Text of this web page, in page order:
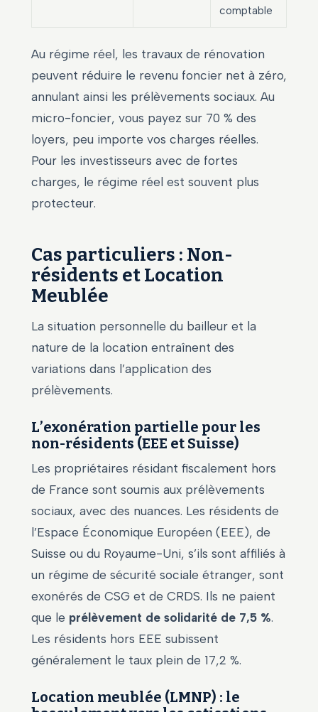
comptable
Au régime réel, les travaux de rénovation
peuvent réduire le revenu foncier net à zéro,
annulant ainsi les prélèvements sociaux. Au
micro-foncier, vous payez sur 70 % des
loyers, peu importe vos charges réelles.
Pour les investisseurs avec de fortes
charges, le régime réel est souvent plus
protecteur.
Cas particuliers : Non-
résidents et Location
Meublée
La situation personnelle du bailleur et la
nature de la location entraînent des
variations dans l’application des
prélèvements.
L’exonération partielle pour les
non-résidents (EEE et Suisse)
Les propriétaires résidant fiscalement hors
de France sont soumis aux prélèvements
sociaux, avec des nuances. Les résidents de
l’Espace Économique Européen (EEE), de
Suisse ou du Royaume-Uni, s’ils sont affiliés à
un régime de sécurité sociale étranger, sont
exonérés de CSG et de CRDS. Ils ne paient
que le prélèvement de solidarité de 7,5 %.
Les résidents hors EEE subissent
généralement le taux plein de 17,2 %.
Location meublée (LMNP) : le